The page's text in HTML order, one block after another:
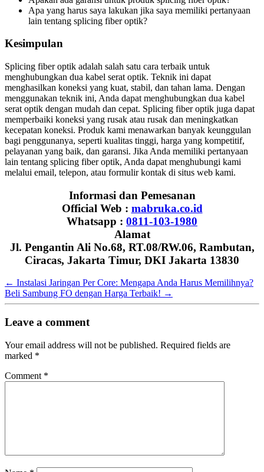
Apa yang harus saya lakukan jika saya memiliki pertanyaan
lain tentang splicing fiber optik?
Kesimpulan
Splicing fiber optik adalah salah satu cara terbaik untuk
menghubungkan dua kabel serat optik. Teknik ini dapat
menghasilkan koneksi yang kuat, stabil, dan tahan lama. Dengan
menggunakan teknik ini, Anda dapat menghubungkan dua kabel
serat optik dengan mudah dan cepat. Splicing fiber optik juga dapat
memperbaiki koneksi yang rusak atau rusak dan meningkatkan
kecepatan koneksi. Produk kami menawarkan banyak keunggulan
bagi penggunanya, seperti kualitas tinggi, harga yang kompetitif,
pelayanan yang baik, dan garansi. Jika Anda memiliki pertanyaan
lain tentang splicing fiber optik, Anda dapat menghubungi kami
melalui email, telepon, atau formulir kontak di situs web kami.
Informasi dan Pemesanan
Official Web : mabruka.co.id
Whatsapp : 0811-103-1980
Alamat
Jl. Pengantin Ali No.68, RT.08/RW.06, Rambutan,
Ciracas, Jakarta Timur, DKI Jakarta 13830
← Instalasi Jaringan Per Core: Mengapa Anda Harus Memilihnya?
Beli Sambung FO dengan Harga Terbaik! →
Leave a comment
Your email address will not be published. Required fields are
marked *
Comment *